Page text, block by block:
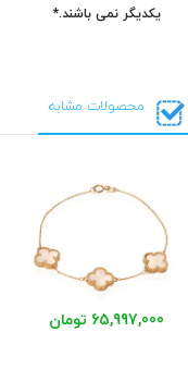
یکدیگر نمی باشند.*
محصولات مشابه
65,997,000 تومان